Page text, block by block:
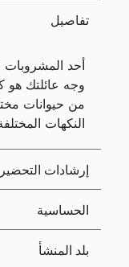
تفاصيل
أحد
وجه عائلتك هو
من حيوانات
النكهات
إرشادات التحضير
الحساسية
بلد المنشأ